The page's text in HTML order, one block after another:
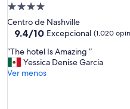
Propiedad
de
4.0
Centro de Nashville
9.4
10,
Excepcional,
(1,020
9.4/10 Excepcional (1,020
“
T
h
“The hotel Is Amazing ”
Yessica Denise Garcia
Ver menos